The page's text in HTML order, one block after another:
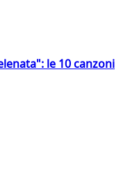
le 10 canzoni